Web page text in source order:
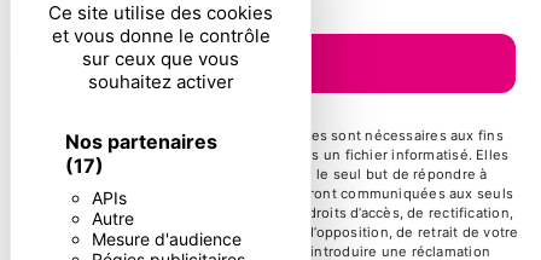
Ce site utilise des cookies
et vous donne le contrôle
sur ceux que vous
souhaitez activer
Nos partenaires
(17)
APIs
Autre
Mesure d'audience
ENVOYER
** Les données personnelles communiquées sont nécessaires aux fins
de vous contacter et sont enregistrées dans un fichier informatisé. Elles
sont destinées à et ses sous-traitants dans le seul but de répondre à
votre message. Les données collectées seront communiquées aux seuls
destinataires suivants: . Vous disposez de droits d’accès, de rectification,
d’effacement, de portabilité, de limitation, d’opposition, de retrait de votre
consentement à tout moment et du droit d’introduire une réclamation